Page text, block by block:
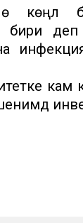
көңүл
деп
кам